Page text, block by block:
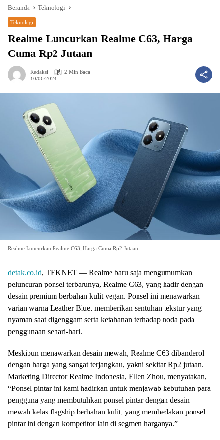
Beranda Teknologi
Teknologi
Realme Luncurkan Realme C63, Harga
Cuma Rp2 Jutaan
Redaksi
2 Min Baca
10/06/2024
Realme Luncurkan Realme C63, Harga Cuma Rp2 Jutaan
detak.co.id, TEKNET — Realme baru saja mengumumkan
peluncuran ponsel terbarunya, Realme C63, yang hadir dengan
desain premium berbahan kulit vegan. Ponsel ini menawarkan
varian warna Leather Blue, memberikan sentuhan tekstur yang
nyaman saat digenggam serta ketahanan terhadap noda pada
penggunaan sehari-hari.
Meskipun menawarkan desain mewah, Realme C63 dibanderol
dengan harga yang sangat terjangkau, yakni sekitar Rp2 jutaan.
Marketing Director Realme Indonesia, Ellen Zhou, menyatakan,
“Ponsel pintar ini kami hadirkan untuk menjawab kebutuhan para
pengguna yang membutuhkan ponsel pintar dengan desain
mewah kelas flagship berbahan kulit, yang membedakan ponsel
pintar ini dengan kompetitor lain di segmen harganya.”